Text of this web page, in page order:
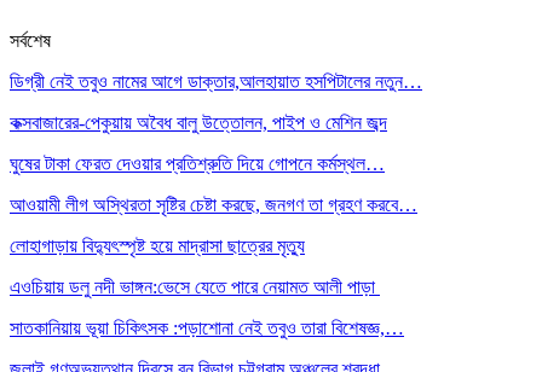
সর্বশেষ
ডিগ্রী নেই তবুও নামের আগে ডাক্তার,আলহায়াত হসপিটালের নতুন…
কক্সবাজারের-পেকুয়ায় অবৈধ বালু উত্তোলন, পাইপ ও মেশিন জব্দ
ঘুষের টাকা ফেরত দেওয়ার প্রতিশ্রুতি দিয়ে গোপনে কর্মস্থল…
আওয়ামী লীগ অস্থিরতা সৃষ্টির চেষ্টা করছে, জনগণ তা গ্রহণ করবে…
লোহাগাড়ায় বিদ্যুৎস্পৃষ্ট হয়ে মাদ্রাসা ছাত্রের মৃত্যু
এওচিয়ায় ডলু নদী ভাঙ্গন:ভেসে যেতে পারে নেয়ামত আলী পাড়া
সাতকানিয়ায় ভূয়া চিকিৎসক :পড়াশোনা নেই তবুও তারা বিশেষজ্ঞ,…